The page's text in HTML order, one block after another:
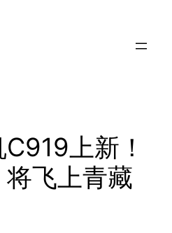
上新！
飞上青藏